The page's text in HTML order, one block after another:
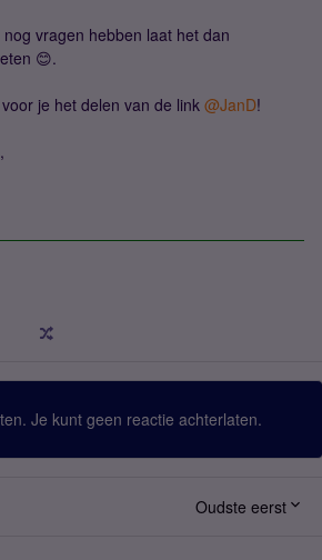
nog vragen hebben laat het dan
😊.
je het delen van de link @JanD!
Je kunt geen reactie achterlaten.
Oudste eerst